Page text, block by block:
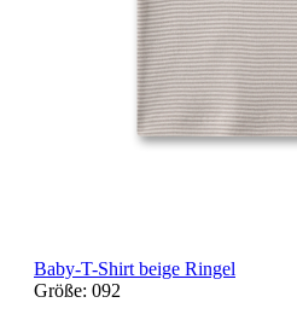
Baby-T-Shirt beige Ringel
Größe: 092